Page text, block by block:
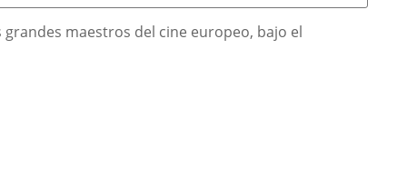
grandes maestros del cine europeo, bajo el